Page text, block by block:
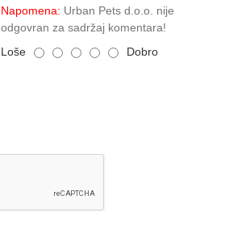
Napomena: Urban Pets d.o.o. nije
odgovran za sadržaj komentara!
Loše Dobro